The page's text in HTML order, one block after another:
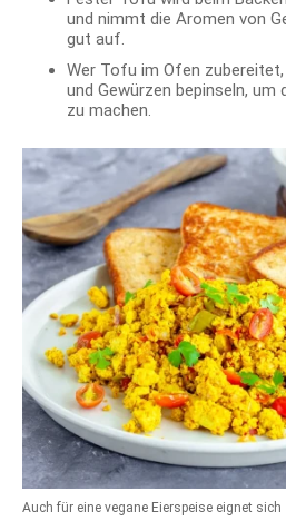
und nimmt die Aromen von
gut auf.
Wer Tofu im Ofen
und Gewürzen bepinseln,
zu machen.
Auch für eine vegane Eierspeise eignet